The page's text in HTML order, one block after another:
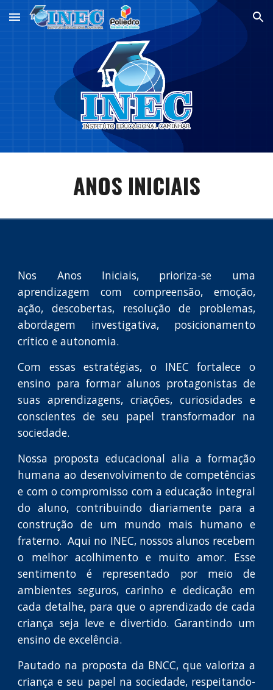
Skip to main content Skip to navigation
ANOS INICIAIS
Nos Anos Iniciais, prioriza-se uma
aprendizagem com compreensão, emoção,
ação, descobertas, resolução de problemas,
abordagem investigativa, posicionamento
crítico e autonomia.
Com essas estratégias, o INEC fortalece o
ensino para formar alunos protagonistas de
suas aprendizagens, criações, curiosidades e
conscientes de seu papel transformador na
sociedade.
Nossa proposta educacional alia a formação
humana ao desenvolvimento de competências
e com o compromisso com a educação integral
do aluno, contribuindo diariamente para a
construção de um mundo mais humano e
fraterno. Aqui no INEC, nossos alunos recebem
o melhor acolhimento e muito amor. Esse
sentimento é representado por meio de
ambientes seguros, carinho e dedicação em
cada detalhe, para que o aprendizado de cada
criança seja leve e divertido. Garantindo um
ensino de excelência.
Pautado na proposta da BNCC, que valoriza a
criança e seu papel na sociedade, respeitando-